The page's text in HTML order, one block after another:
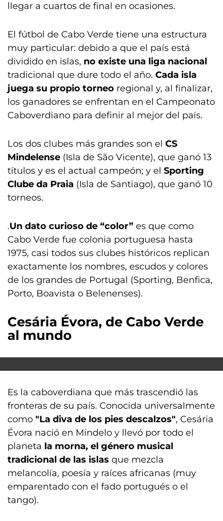
llegar a cuartos de final en ocasiones.
El fútbol de Cabo Verde tiene una estructura
muy particular: debido a que el país está
dividido en islas, no existe una liga nacional
tradicional que dure todo el año. Cada isla
juega su propio torneo regional y, al finalizar,
los ganadores se enfrentan en el Campeonato
Caboverdiano para definir al mejor del país.
Los dos clubes más grandes son el CS
Mindelense (Isla de São Vicente), que ganó 13
títulos y es el actual campeón; y el Sporting
Clube da Praia (Isla de Santiago), que ganó 10
torneos.
.Un dato curioso de “color” es que como
Cabo Verde fue colonia portuguesa hasta
1975, casi todos sus clubes históricos replican
exactamente los nombres, escudos y colores
de los grandes de Portugal (Sporting, Benfica,
Porto, Boavista o Belenenses).
Cesária Évora, de Cabo Verde
al mundo
Es la caboverdiana que más trascendió las
fronteras de su país. Conocida universalmente
como "La diva de los pies descalzos", Cesária
Évora nació en Mindelo y llevó por todo el
planeta la morna, el género musical
tradicional de las islas que mezcla
melancolía, poesía y raíces africanas (muy
emparentado con el fado portugués o el
tango).